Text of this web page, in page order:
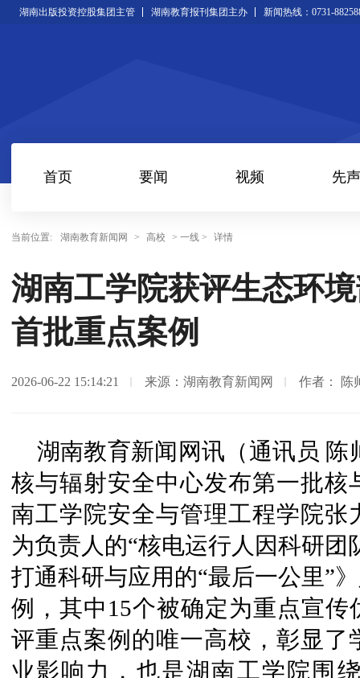
湖南出版投资控股集团主管 湖南教育报刊集团主办 新闻热线：0731-
首页 要闻 视频 先声
当前位置: 湖南教育新闻网 > 高校 > 一线 > 详情
湖南工学院获评生态环
首批重点案例
2026-06-22 15:14:21 来源：湖南教育新闻网 作者： 陈
湖南教育新闻网讯（通讯员
核与辐射安全中心发布第一批
南工学院安全与管理工程学院
为负责人的“核电运行人因科研
打通科研与应用的“最后一公里”
例，其中15个被确定为重点宣
评重点案例的唯一高校，彰显
业影响力，也是湖南工学院围